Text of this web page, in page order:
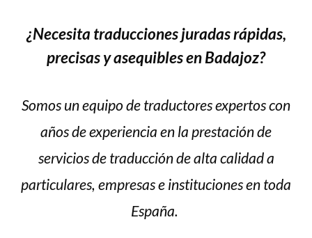
¿Necesita traducciones juradas rápidas,
precisas y asequibles en Badajoz?
Somos un equipo de traductores expertos con
años de experiencia en la prestación de
servicios de traducción de alta calidad a
particulares, empresas e instituciones en toda
España.